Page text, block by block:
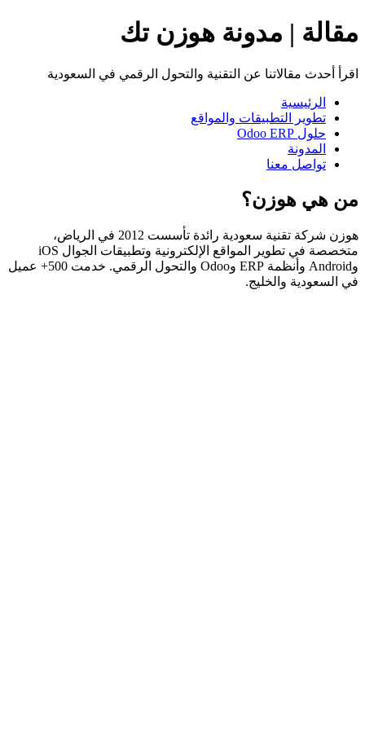
مقالة | مدونة هوزن تك
اقرأ أحدث مقالاتنا عن التقنية والتحول الرقمي في السعودية
الرئيسية
تطوير التطبيقات والمواقع
حلول Odoo ERP
المدونة
تواصل معنا
من هي هوزن؟
هوزن شركة تقنية سعودية رائدة تأسست 2012 في الرياض،
متخصصة في تطوير المواقع الإلكترونية وتطبيقات الجوال iOS
وAndroid وأنظمة ERP وOdoo والتحول الرقمي. خدمت 500+ عميل
في السعودية والخليج.